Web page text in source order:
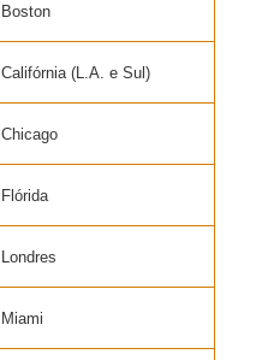
Boston
Califórnia (L.A. e Sul)
Chicago
Flórida
Londres
Miami